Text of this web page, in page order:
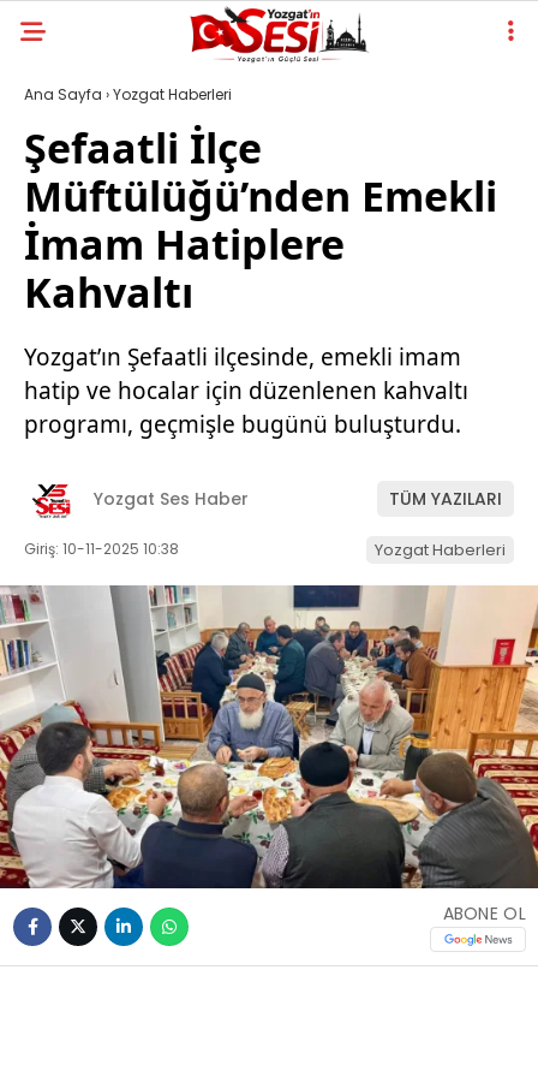
Ana Sayfa ›Yozgat Haberleri
Şefaatli İlçe
Müftülüğü’nden Emekli
İmam Hatiplere
Kahvaltı
Yozgat’ın Şefaatli ilçesinde, emekli imam
hatip ve hocalar için düzenlenen kahvaltı
programı, geçmişle bugünü buluşturdu.
Yozgat Ses Haber TÜM YAZILARI
Giriş: 10-11-2025 10:38 Yozgat Haberleri
ABONE OL